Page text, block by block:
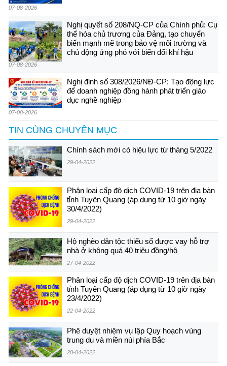
07-08-2026
Nghị quyết số 208/NQ-CP của Chính phủ: Cụ
thể hóa chủ trương của Đảng, tạo chuyển
biến mạnh mẽ trong bảo vệ môi trường và
chủ động ứng phó với biến đổi khí hậu
07-08-2026
Nghị định số 308/2026/NĐ-CP: Tạo động lực
để doanh nghiệp đồng hành phát triển giáo
dục nghề nghiệp
07-08-2026
TIN CÙNG CHUYÊN MỤC
Chính sách mới có hiệu lực từ tháng 5/2022
29-04-2022
Phân loại cấp độ dịch COVID-19 trên địa bàn
tỉnh Tuyên Quang (áp dụng từ 10 giờ ngày
30/4/2022)
29-04-2022
Hộ nghèo dân tộc thiểu số được vay hỗ trợ
nhà ở không quá 40 triệu đồng/hộ
27-04-2022
Phân loại cấp độ dịch COVID-19 trên địa bàn
tỉnh Tuyên Quang (áp dụng từ 10 giờ ngày
23/4/2022)
22-04-2022
Phê duyệt nhiệm vụ lập Quy hoạch vùng
trung du và miền núi phía Bắc
20-04-2022